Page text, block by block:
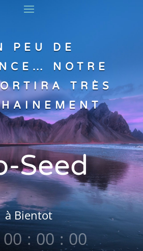
PEU DE
NOTRE
TRÈS
Seed
à Bientot
00 : 00 : 00